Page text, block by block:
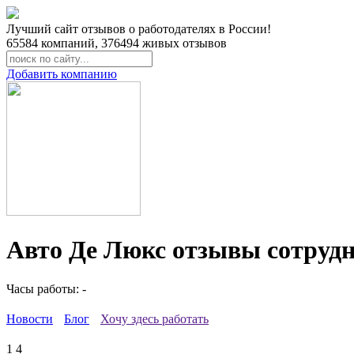
Лучший сайт отзывов о работодателях в России!
65584 компаний, 376494 живых отзывов
Добавить компанию
Авто Де Люкс отзывы
Часы работы: -
Новости Блог Хочу здесь работать
1 4